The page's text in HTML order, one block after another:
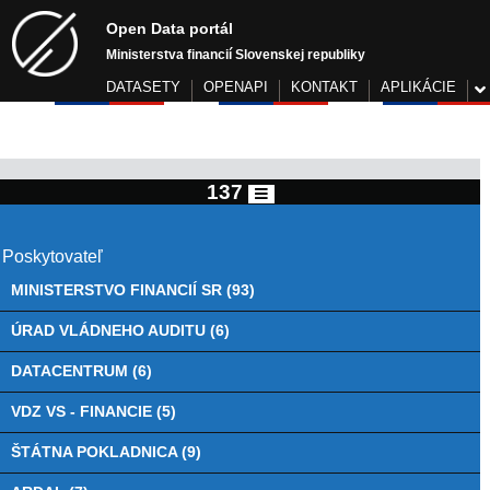
Open Data portál
Ministerstva financií Slovenskej republiky
DATASETY OPENAPI KONTAKT APLIKÁCIE
137
Poskytovateľ
MINISTERSTVO FINANCIÍ SR (93)
ÚRAD VLÁDNEHO AUDITU (6)
DATACENTRUM (6)
VDZ VS - FINANCIE (5)
ŠTÁTNA POKLADNICA (9)